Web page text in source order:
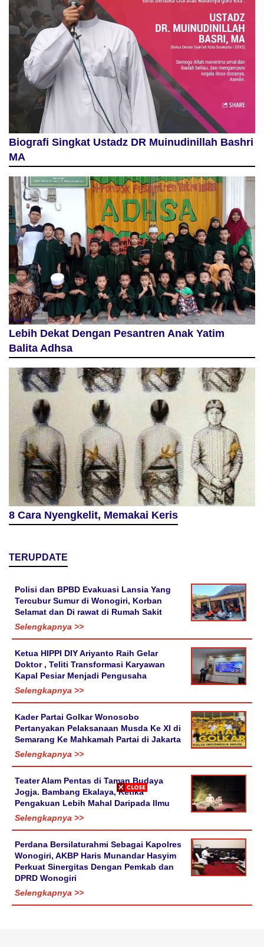
Biografi Singkat Ustadz DR Muinudinillah Bashri
MA
Lebih Dekat Dengan Pesantren Anak Yatim
Balita Adhsa
8 Cara Nyengkelit, Memakai Keris
TERUPDATE
Polisi dan BPBD Evakuasi Lansia Yang
Tercubur Sumur di Wonogiri, Korban
Selamat dan Di rawat di Rumah Sakit
Selengkapnya >>
Ketua HIPPI DIY Ariyanto Raih Gelar
Doktor , Teliti Transformasi Karyawan
Kapal Pesiar Menjadi Pengusaha
Selengkapnya >>
Kader Partai Golkar Wonosobo
Pertanyakan Pelaksanaan Musda Ke XI di
Semarang Ke Mahkamah Partai di Jakarta
Selengkapnya >>
Teater Alam Pentas di Taman Budaya
Jogja. Bambang Ekalaya, Ketika
Pengakuan Lebih Mahal Daripada Ilmu
Selengkapnya >>
Perdana Bersilaturahmi Sebagai Kapolres
Wonogiri, AKBP Haris Munandar Hasyim
Perkuat Sinergitas Dengan Pemkab dan
DPRD Wonogiri
Selengkapnya >>